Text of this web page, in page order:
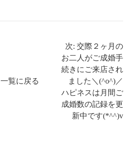
一覧に戻る
次: 交際２ヶ月の
お二人がご成婚手
続きにご来店され
ました＼(^o^)／
ハピネスは月間ご
成婚数の記録を更
新中です(*^^)v